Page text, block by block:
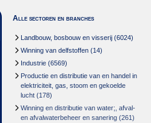
Alle sectoren en branches
Landbouw, bosbouw en visserij (6024)
Winning van delfstoffen (14)
Industrie (6569)
Productie en distributie van en handel in
elektriciteit, gas, stoom en gekoelde
lucht (178)
Winning en distributie van water;, afval-
en afvalwaterbeheer en sanering (261)